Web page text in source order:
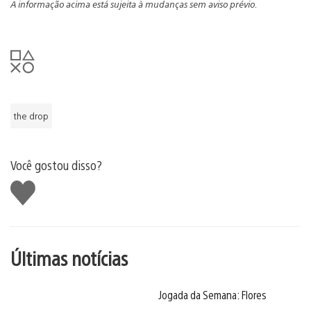
A informação acima está sujeita à mudanças sem aviso prévio.
the drop
Você gostou disso?
Curtir
Últimas notícias
Jogada da Semana: Flores